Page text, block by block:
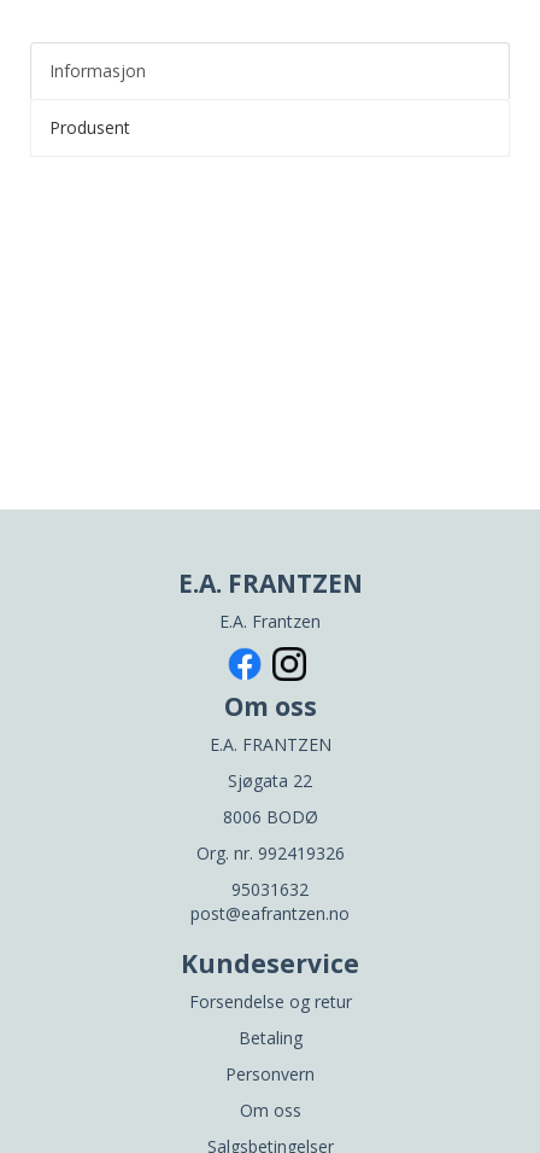
Informasjon
Produsent
E.A. FRANTZEN
E.A. Frantzen
Om oss
E.A. FRANTZEN
Sjøgata 22
8006 BODØ
Org. nr. 992419326
95031632
post@eafrantzen.no
Kundeservice
Forsendelse og retur
Betaling
Personvern
Om oss
Salgsbetingelser